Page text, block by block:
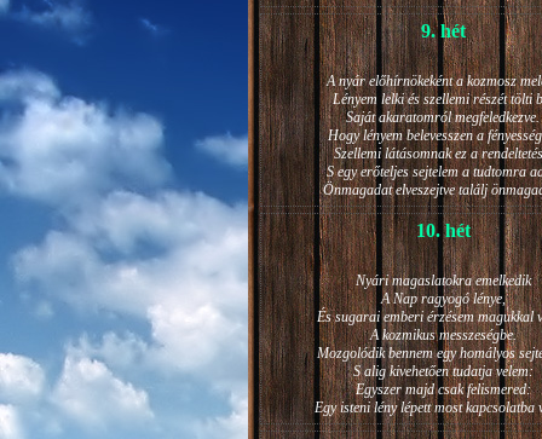
9. hét
A nyár előhírnökeként a kozmosz
Lényem lelki és szellemi részét tölti
Saját akaratomról megfeledkezve.
Hogy lényem belevesszen a
Szellemi látásomnak ez a
S egy erőteljes sejtelem a tudtomra
Önmagadat elveszejtve találj
10. hét
Nyári magaslatokra emelkedik
A Nap ragyogó lénye,
És sugarai emberi érzésem magukkal
A kozmikus messzeségbe.
Mozgolódik bennem egy homályos
S alig kivehetően tudatja velem:
Egyszer majd csak felismered:
Egy isteni lény lépett most kapcsolatba